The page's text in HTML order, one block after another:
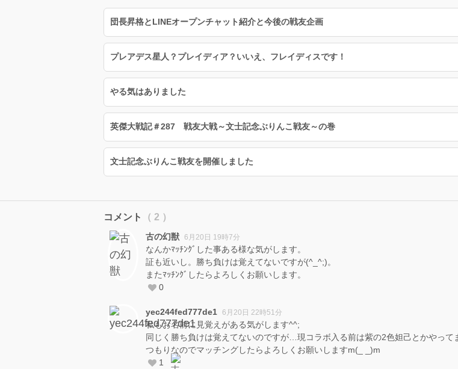
団長昇格とLINEオープンチャット紹介と今後の戦友企画
プレアデス星人？プレイディア？いいえ、フレイディスです！
やる気はありました
英傑大戦記＃287 戦友大戦～文士記念ぶりんこ戦友～の巻
文士記念ぶりんこ戦友を開催しました
コメント （ 2 ）
古の幻獣 6月20日 19時7分
なんかﾏｯﾁﾝｸﾞした事ある様な気がします。
証も近いし。勝ち負けは覚えてないですが(^_^;)。
またﾏｯﾁﾝｸﾞしたらよろしくお願いします。
0
yec244fed777de1 6月20日 22時51分
私もお名前に見覚えがある気がします^^;
同じく勝ち負けは覚えてないのですが…現コラボ入る前は紫の2色妲己とかやっ
つもりなのでマッチングしたらよろしくお願いしますm(_ _)m
1